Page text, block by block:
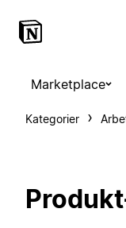
Marketplace
Kategorier